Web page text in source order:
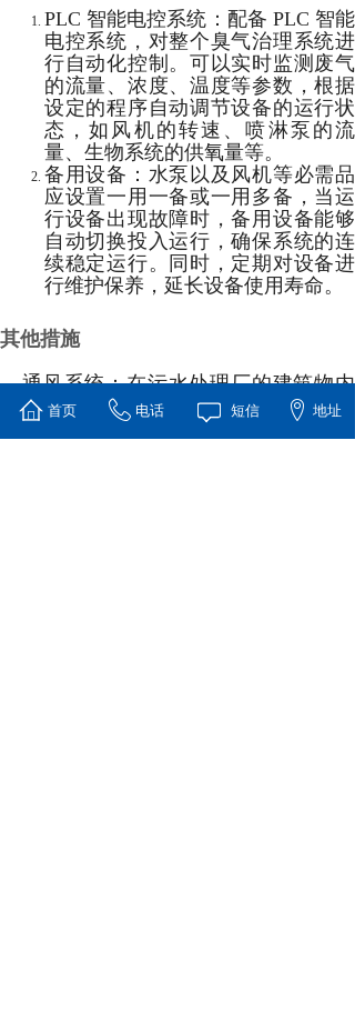
PLC 智能电控系统：配备 PLC 智能
电控系统，对整个臭气治理系统进
行自动化控制。可以实时监测废气
的流量、浓度、温度等参数，根据
设定的程序自动调节设备的运行状
态，如风机的转速、喷淋泵的流
量、生物系统的供氧量等。
备用设备：水泵以及风机等必需品
应设置一用一备或一用多备，当运
行设备出现故障时，备用设备能够
自动切换投入运行，确保系统的连
续稳定运行。同时，定期对设备进
行维护保养，延长设备使用寿命。
其他措施
通风系统：在污水处理厂的建筑物内
和处理设施周边，合理设置通风系
统，加强空气流通，降低臭气在局部
首页 电话 短信 地址